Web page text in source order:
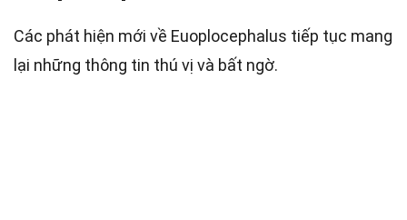
Các phát hiện mới về Euoplocephalus tiếp tục mang
lại những thông tin thú vị và bất ngờ.